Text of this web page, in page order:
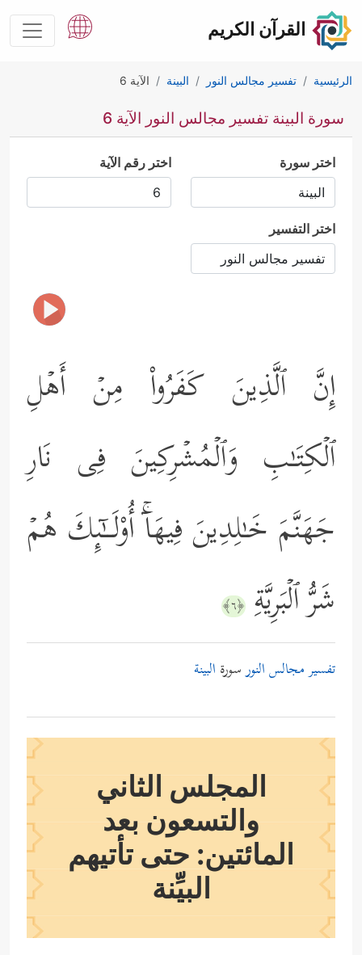
القرآن الكريم
الرئيسية تفسير مجالس النور البينة الآية 6
سورة البينة تفسير مجالس النور الآية 6
اختر سورة اختر رقم الآية
اختر التفسير
إِنَّ ٱلَّذِینَ كَفَرُواْ مِنۡ أَهۡلِ
ٱلۡكِتَـٰبِ وَٱلۡمُشۡرِكِینَ فِی نَارِ
جَهَنَّمَ خَـٰلِدِینَ فِیهَاۤۚ أُوْلَــٰۤىِٕكَ هُمۡ
شَرُّ ٱلۡبَرِیَّةِ ﴿٦﴾
تفسير مجالس النورسورة البينة
المجلس الثاني
والتسعون بعد
المائتين: حتى تأتيهم
البيِّنة